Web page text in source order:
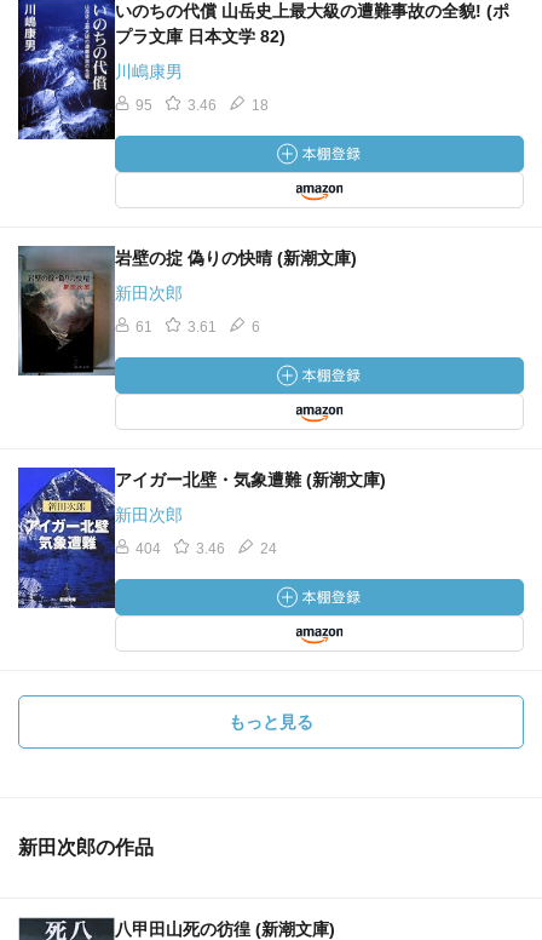
いのちの代償 山岳史上最大級の遭難事故の全貌! (ポ
プラ文庫 日本文学 82)
川嶋康男
95 3.46 18
岩壁の掟 偽りの快晴 (新潮文庫)
新田次郎
61 3.61 6
アイガー北壁・気象遭難 (新潮文庫)
新田次郎
404 3.46 24
もっと見る
新田次郎の作品
八甲田山死の彷徨 (新潮文庫)